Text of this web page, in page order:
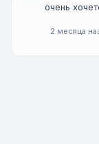
очень
2 месяца